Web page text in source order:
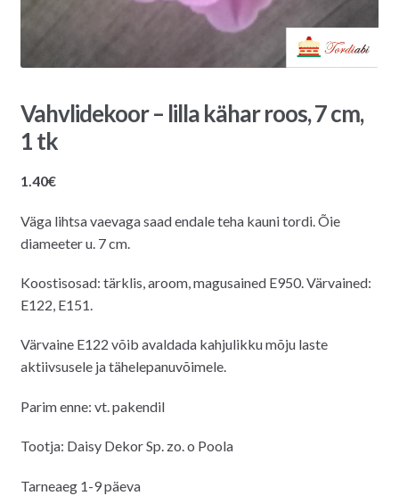
Vahvlidekoor – lilla kähar roos, 7 cm,
1 tk
1.40€
Väga lihtsa vaevaga saad endale teha kauni tordi. Õie
diameeter u. 7 cm.
Koostisosad: tärklis, aroom, magusained E950. Värvained:
E122, E151.
Värvaine E122 võib avaldada kahjulikku mõju laste
aktiivsusele ja tähelepanuvõimele.
Parim enne: vt. pakendil
Tootja: Daisy Dekor Sp. zo. o Poola
Tarneaeg 1-9 päeva